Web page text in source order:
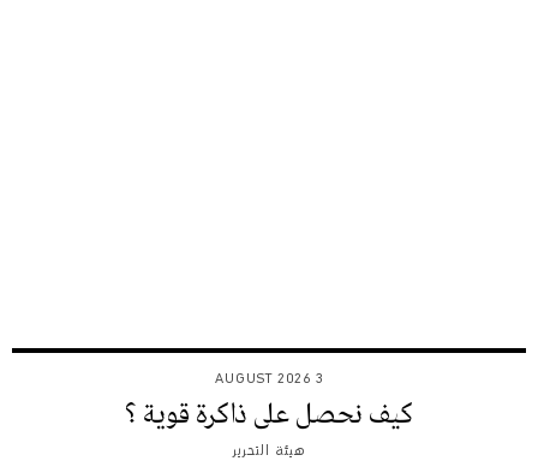
3 AUGUST 2026
كيف نحصل على ذاكرة قوية ؟
هيئة التحرير